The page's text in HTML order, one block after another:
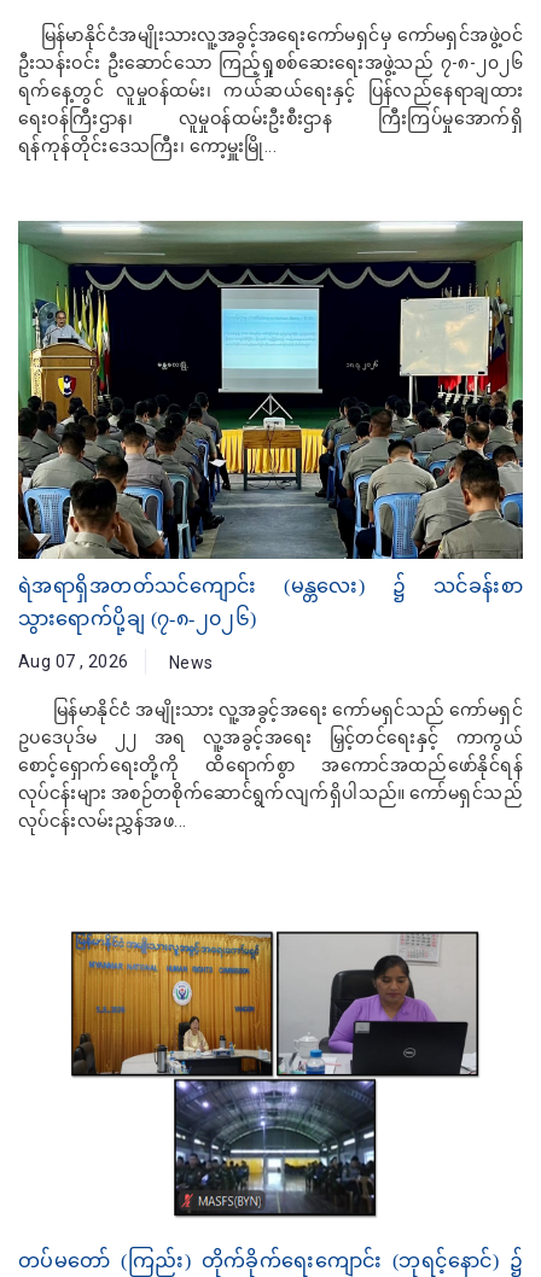
မြန်မာနိုင်ငံအမျိုးသားလူ့အခွင့်အရေးကော်မရှင်မှ ကော်မရှင်အဖွဲ့ဝင်
ဦးသန်းဝင်း ဦးဆောင်သော ကြည့်ရှုစစ်ဆေးရေးအဖွဲ့သည် ၇-၈-၂၀၂၆
ရက်နေ့တွင် လူမှုဝန်ထမ်း၊ ကယ်ဆယ်ရေးနှင့် ပြန်လည်နေရာချထား
ရေးဝန်ကြီးဌာန၊ လူမှုဝန်ထမ်းဦးစီးဌာန ကြီးကြပ်မှုအောက်ရှိ
ရန်ကုန်တိုင်းဒေသကြီး၊ ကော့မှူးမြို...
ရဲအရာရှိအတတ်သင်ကျောင်း (မန္တလေး) ၌ သင်ခန်းစာ
သွားရောက်ပို့ချ (၇-၈-၂၀၂၆)
Aug 07 , 2026 News
မြန်မာနိုင်ငံ အမျိုးသား လူ့အခွင့်အရေး ကော်မရှင်သည် ကော်မရှင်
ဥပဒေပုဒ်မ ၂၂ အရ လူ့အခွင့်အရေး မြှင့်တင်ရေးနှင့် ကာကွယ်
စောင့်ရှောက်ရေးတို့ကို ထိရောက်စွာ အကောင်အထည်ဖော်နိုင်ရန်
လုပ်ငန်းများ အစဉ်တစိုက်ဆောင်ရွက်လျက်ရှိပါသည်။ ကော်မရှင်သည်
လုပ်ငန်းလမ်းညွှန်အဖ...
တပ်မတော် (ကြည်း) တိုက်ခိုက်ရေးကျောင်း (ဘုရင့်နောင်) ၌